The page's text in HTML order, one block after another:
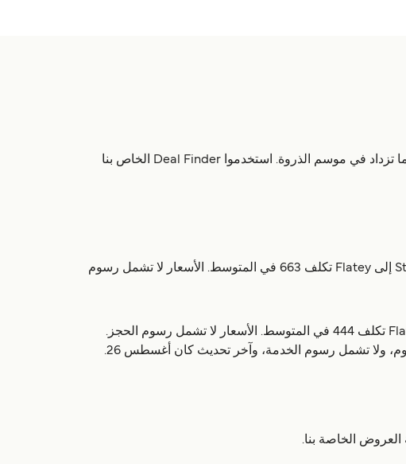
هناك تقريباً 2 رحلة يومياً وحتى 8 رحلة أسبوعياً إلى جزيرة Flatey. جداول العبّارات يمكن أن تتغير خلال السنة وغالباً ما تزداد في موسم الذروة. استخدموا Deal Finder الخاص بنا
تعمل تقريباً 4 مرة أسبوعياً، ومدة الرحلة 1 ساعة 30 دقائق. عبّارة Stykkisholmur إلى Flatey تكلف 663 في المتوسط. الأسعار لا تشمل رسوم